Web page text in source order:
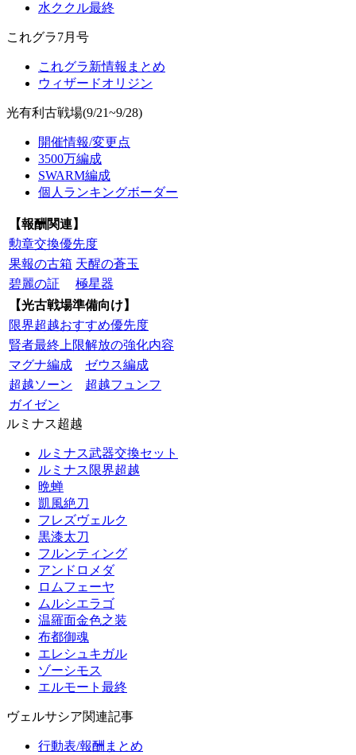
水ククル最終
これグラ7月号
これグラ新情報まとめ
ウィザードオリジン
光有利古戦場(9/21~9/28)
開催情報/変更点
3500万編成
SWARM編成
個人ランキングボーダー
【報酬関連】
勲章交換優先度
果報の古箱 天醒の蒼玉
碧麗の証
極星器
【光古戦場準備向け】
限界超越おすすめ優先度
賢者最終上限解放の強化内容
マグナ編成
ゼウス編成
超越ソーン
超越フュンフ
ガイゼン
ルミナス超越
ルミナス武器交換セット
ルミナス限界超越
晩蝉
凱風絶刀
フレズヴェルク
黒漆太刀
フルンティング
アンドロメダ
ロムフェーヤ
ムルシエラゴ
温羅面金色之装
布都御魂
エレシュキガル
ゾーシモス
エルモート最終
ヴェルサシア関連記事
行動表/報酬まとめ